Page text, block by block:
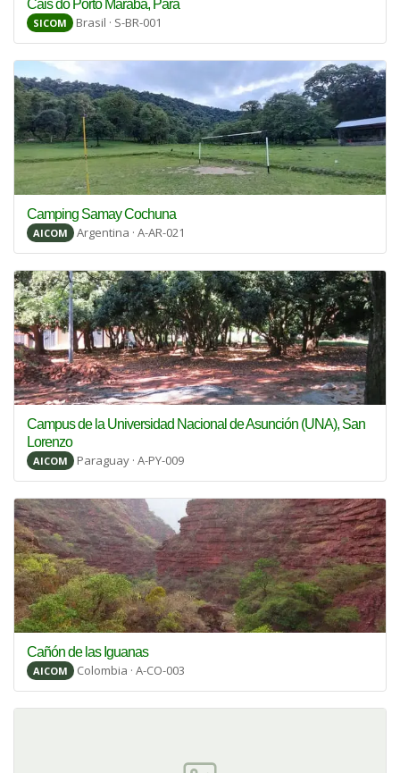
Cais do Porto Marabá, Pará
SICOM Brasil · S-BR-001
Camping Samay Cochuna
AICOM Argentina · A-AR-021
Campus de la Universidad Nacional de Asunción (UNA), San
Lorenzo
AICOM Paraguay · A-PY-009
Cañón de las Iguanas
AICOM Colombia · A-CO-003